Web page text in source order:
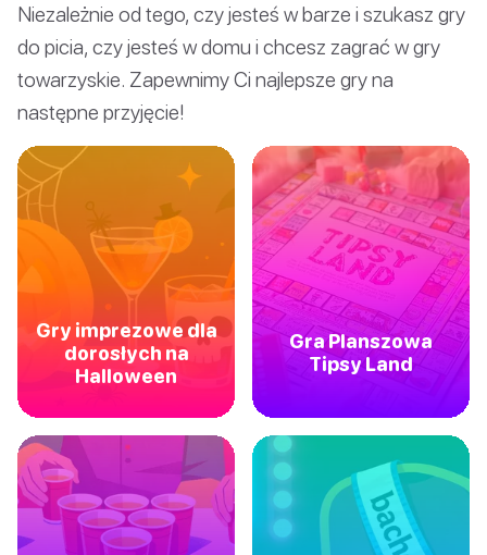
Niezależnie od tego, czy jesteś w barze i szukasz gry
do picia, czy jesteś w domu i chcesz zagrać w gry
towarzyskie. Zapewnimy Ci najlepsze gry na
następne przyjęcie!
Gry imprezowe dla
dorosłych na
Halloween
Gra Planszowa
Tipsy Land